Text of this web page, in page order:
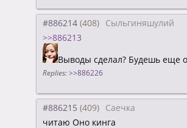
#886214 Сыльгиняшулий
>>886213
Выводы сделал? Будешь еще
Replies: >>886226
#886215 Саечка
читаю Оно кинга